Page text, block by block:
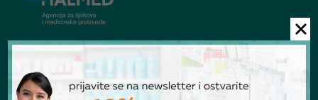
© Ljekarna Talan 2026